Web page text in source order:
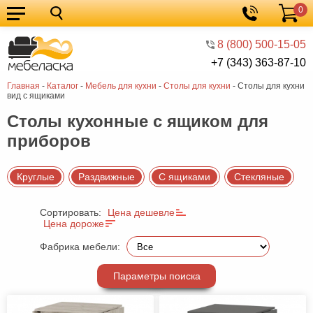
8 (800) 500-15-05
+7 (343) 363-87-10
Корзина
0
Главная - Каталог - Мебель для кухни - Cтолы для кухни - Cтолы для кухни
вид с ящиками
Кухонные
гарнитуры
Мебель
для
кухни
Мебель
для
спальни
Кровати
Шкафы
Диваны
Мягкая
мебель
Детская
мебель
Мебель
Столы кухонные с ящиком для
приборов
Круглые Раздвижные С ящиками Стекляные
Сортировать:
Цена дешевле
Цена дороже
Фабрика мебели:
Параметры поиска